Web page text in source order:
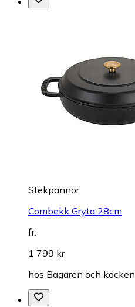
Stekpannor
Combekk Gryta 28cm
fr.
1 799 kr
hos Bagaren och kocken